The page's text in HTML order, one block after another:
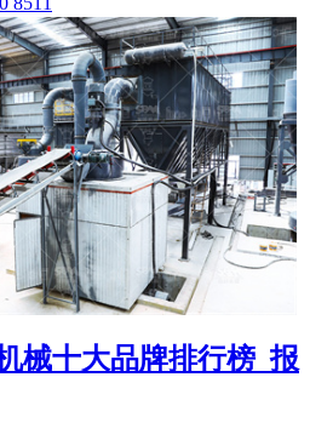
械十大品牌排行榜_报